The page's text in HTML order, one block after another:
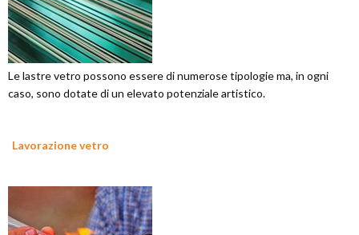
Le lastre vetro possono essere di numerose tipologie ma, in ogni
caso, sono dotate di un elevato potenziale artistico.
Lavorazione vetro